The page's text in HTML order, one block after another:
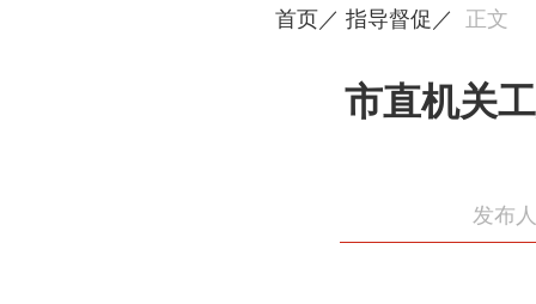
首页／ 指导督促／ 正文
市直机关
发布